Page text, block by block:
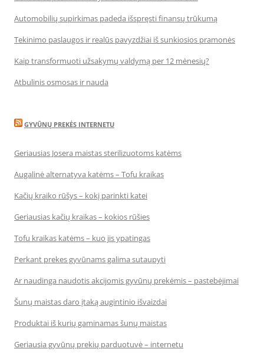
Automobilių supirkimas padeda išspręsti finansų trūkumą
Tekinimo paslaugos ir realūs pavyzdžiai iš sunkiosios pramonės
Kaip transformuoti užsakymų valdymą per 12 mėnesių?
Atbulinis osmosas ir nauda
GYVŪNŲ PREKĖS INTERNETU
Geriausias Josera maistas sterilizuotoms katėms
Augalinė alternatyva katėms – Tofu kraikas
Kačių kraiko rūšys – kokį parinkti katei
Geriausias kačių kraikas – kokios rūšies
Tofu kraikas katėms – kuo jis ypatingas
Perkant prekes gyvūnams galima sutaupyti
Ar naudinga naudotis akcijomis gyvūnų prekėmis – pastebėjimai
Šunų maistas daro įtaką augintinio išvaizdai
Produktai iš kurių gaminamas šunų maistas
Geriausia gyvūnų prekių parduotuvė – internetu